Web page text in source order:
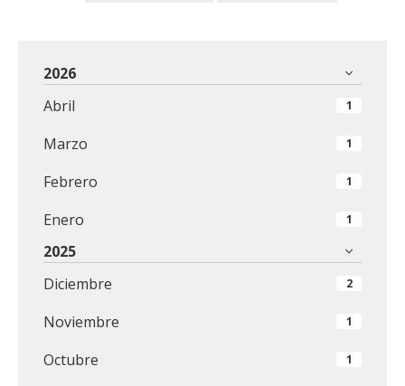
2026
Abril
1
Marzo 1
Febrero 1
Enero 1
2025
Diciembre
2
Noviembre 1
Octubre 1